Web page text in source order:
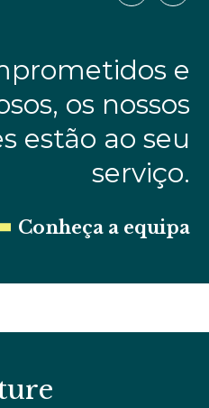
e
os nossos
estão ao seu
serviço.
Conheça a equipa